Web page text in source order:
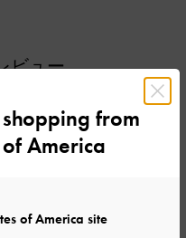
ビュー
you think
from
America
of America site